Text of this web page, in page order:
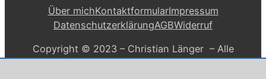
Über michKontaktformularImpressum
DatenschutzerklärungAGBWiderruf
Copyright © 2023 – Christian Länger – Alle